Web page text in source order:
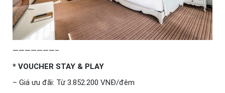
———————–
* VOUCHER STAY & PLAY
– Giá ưu đãi: Từ 3.852.200 VNĐ/đêm